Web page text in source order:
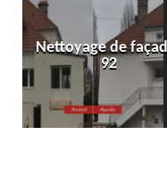
Nettoyage de
92